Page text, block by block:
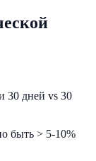
30 дней vs 30
быть > 5-10%